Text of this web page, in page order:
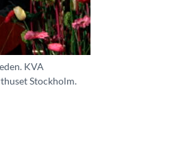
KVA
Stockholm.